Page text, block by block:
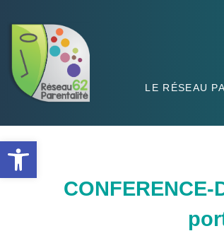
Ouvrir la barre d’outils
LE RÉSEAU